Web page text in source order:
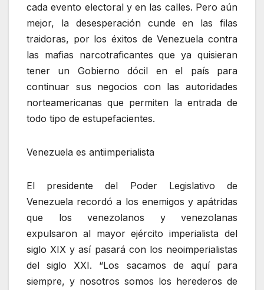
cada evento electoral y en las calles. Pero aún
mejor, la desesperación cunde en las filas
traidoras, por los éxitos de Venezuela contra
las mafias narcotraficantes que ya quisieran
tener un Gobierno dócil en el país para
continuar sus negocios con las autoridades
norteamericanas que permiten la entrada de
todo tipo de estupefacientes.
Venezuela es antiimperialista
El presidente del Poder Legislativo de
Venezuela recordó a los enemigos y apátridas
que los venezolanos y venezolanas
expulsaron al mayor ejército imperialista del
siglo XIX y así pasará con los neoimperialistas
del siglo XXI. “Los sacamos de aquí para
siempre, y nosotros somos los herederos de